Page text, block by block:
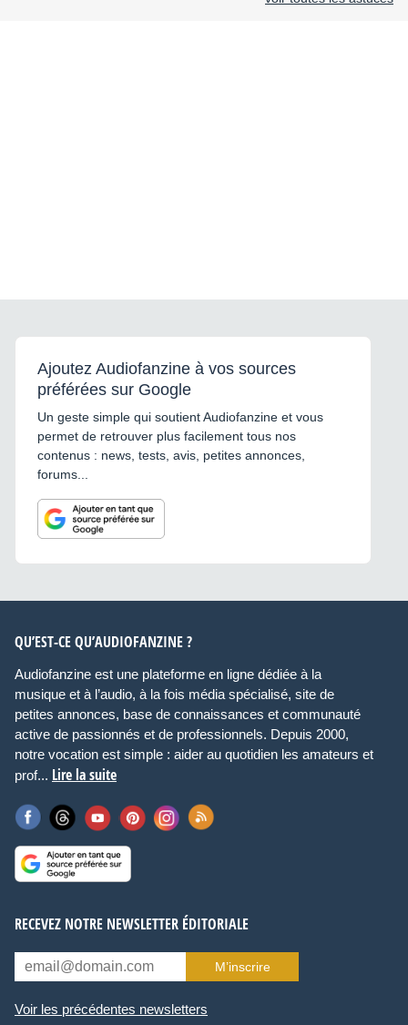
Ajoutez Audiofanzine à vos sources
préférées sur Google
Un geste simple qui soutient Audiofanzine et vous
permet de retrouver plus facilement tous nos
contenus : news, tests, avis, petites annonces,
forums...
QU’EST-CE QU’AUDIOFANZINE ?
Audiofanzine est une plateforme en ligne dédiée à la
musique et à l’audio, à la fois média spécialisé, site de
petites annonces, base de connaissances et communauté
active de passionnés et de professionnels. Depuis 2000,
notre vocation est simple : aider au quotidien les amateurs et
prof... Lire la suite
RECEVEZ NOTRE NEWSLETTER ÉDITORIALE
M’inscrire
Voir les précédentes newsletters